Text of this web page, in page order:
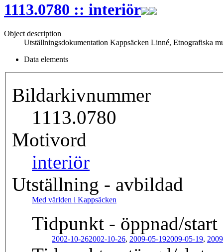
1113.0780 :: interiör
Object description
Utställningsdokumentation Kappsäcken Linné, Etnografiska
Data elements
Bildarkivnummer
1113.0780
Motivord
interiör
Utställning - avbildad
Med världen i Kappsäcken
Tidpunkt - öppnad/start
2002-10-262002-10-26, 2009-05-192009-05-19,